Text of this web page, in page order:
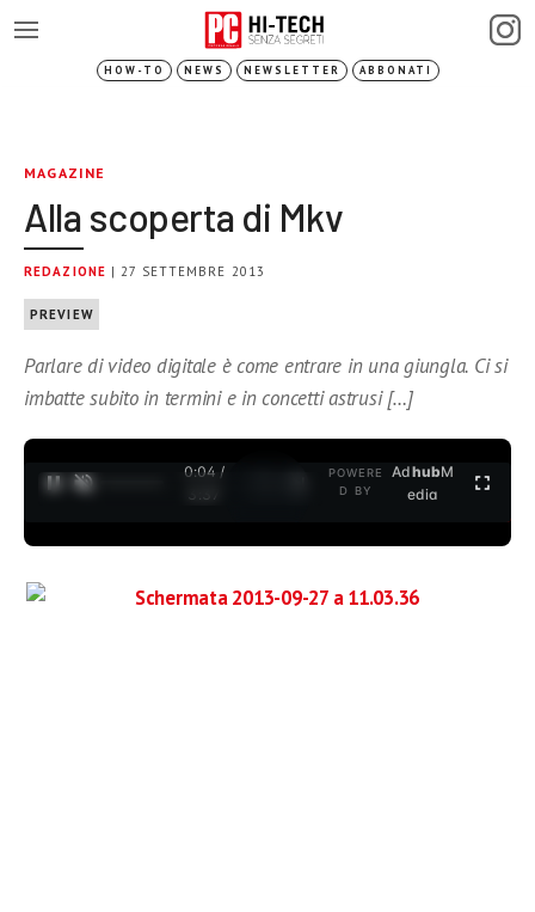
HOW-TO NEWS NEWSLETTER ABBONATI
MAGAZINE
Alla scoperta di Mkv
REDAZIONE | 27 SETTEMBRE 2013
PREVIEW
Parlare di video digitale è come entrare in una giungla. Ci si
imbatte subito in termini e in concetti astrusi […]
0:04 /
3:37
POWERE
D BY
AdhubM
edia